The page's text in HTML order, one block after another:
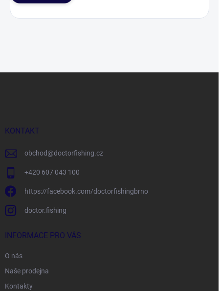
KONTAKT
obchod@doctorfishing.cz
+420 607 043 100
https://facebook.com/doctorfishingbrno
doctor.fishing
INFORMACE PRO VÁS
O nás
Naše prodejna
Kontakty